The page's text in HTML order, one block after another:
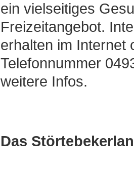
ein vielseitiges
Freizeitangebot.
erhalten im Internet
Telefonnummer
weitere Infos.
Das